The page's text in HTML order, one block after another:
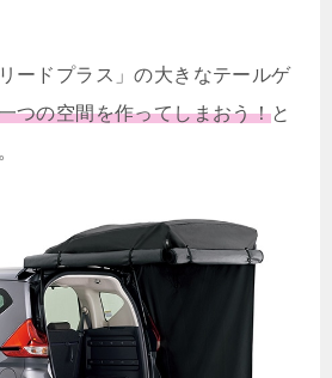
ードプラス」の大きなテールゲ
つの空間を作ってしまおう！と